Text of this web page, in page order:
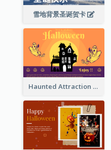
雪地背景圣诞贺卡
Haunted Attraction Themed Halloween Card